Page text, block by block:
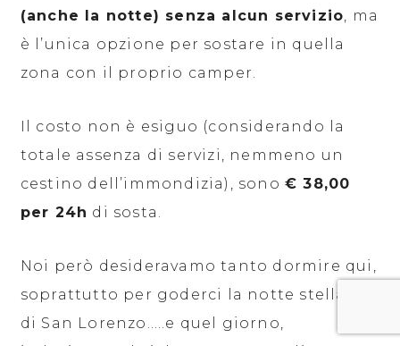
(anche la notte) senza alcun servizio, ma
è l’unica opzione per sostare in quella
zona con il proprio camper.
Il costo non è esiguo (considerando la
totale assenza di servizi, nemmeno un
cestino dell’immondizia), sono€ 38,00
per 24h di sosta.
Noi però desideravamo tanto dormire qui,
soprattutto per goderci la notte stellata
di San Lorenzo…..e quel giorno,